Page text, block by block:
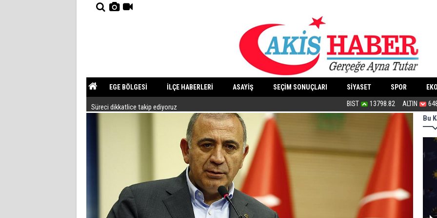
EGE BÖLGESİ İLÇE HABERLERİ ASAYİŞ SEÇİM SONUÇLARI SİYASET SPOR
YAZARLAR GÜNDEM
Süreci dikkatlice takip ediyoruz Bu tasarı af anlamı taşıyor...
BIST 13798.82 ALTIN
Bu